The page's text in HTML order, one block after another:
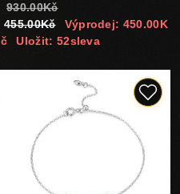
930.00Kč
455.00Kč
Výprodej: 450.00K
č
Uložit: 52sleva